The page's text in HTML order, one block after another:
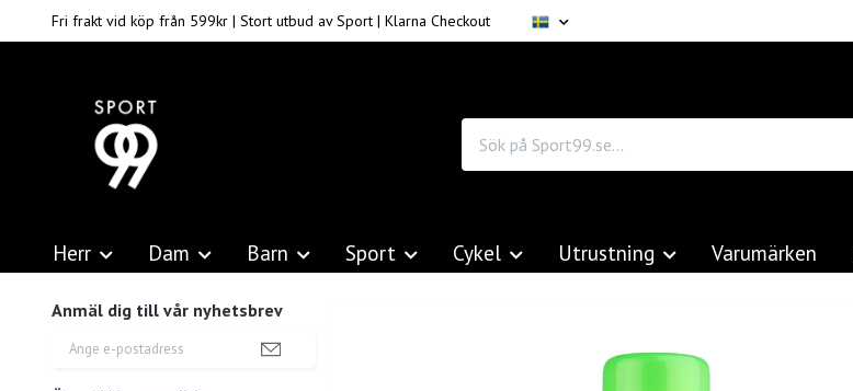
Fri frakt vid köp från 599kr | Stort utbud av Sport | Klarna Checkout
Herr Dam Barn Sport Cykel Utrustning Varumärken
Anmäl dig till vår nyhetsbrev